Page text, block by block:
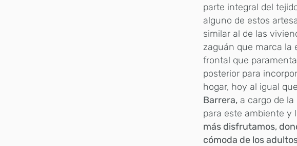
parte integral del
alguno de estos
similar al de las
zaguán que marca la
frontal que
posterior para
hogar, hoy al igual
Barrera, a cargo de
para este ambiente y
más disfrutamos,
cómoda de los